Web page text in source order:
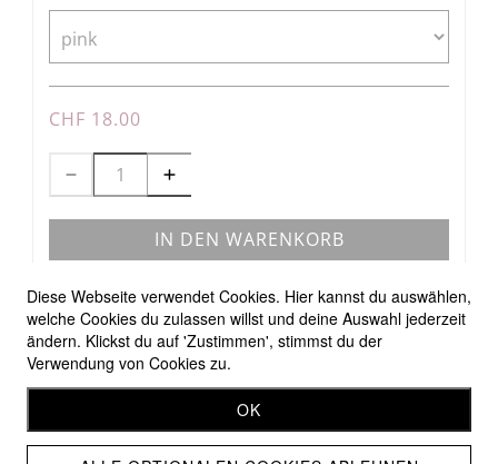
CHF 18.00
IN DEN WARENKORB
Allgemeine Geschäftsbedingungen
Diese Webseite verwendet Cookies. Hier kannst du auswählen,
welche Cookies du zulassen willst und deine Auswahl jederzeit
ändern. Klickst du auf 'Zustimmen', stimmst du der
Verwendung von Cookies zu.
OK